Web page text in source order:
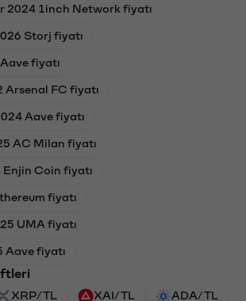
2024 1inch Network fiyatı
Storj fiyatı
fiyatı
Arsenal FC fiyatı
Aave fiyatı
AC Milan fiyatı
Enjin Coin fiyatı
fiyatı
UMA fiyatı
Aave fiyatı
XRP/TL XAI/TL ADA/TL